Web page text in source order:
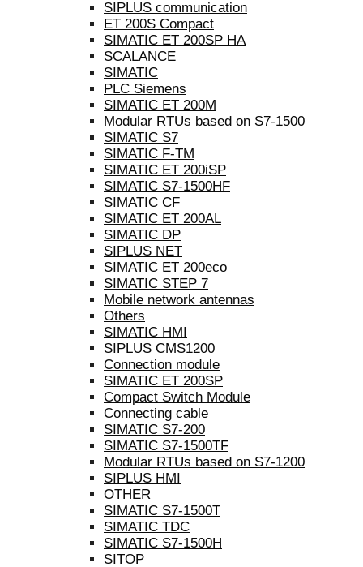
SIPLUS communication
ET 200S Compact
SIMATIC ET 200SP HA
SCALANCE
SIMATIC
PLC Siemens
SIMATIC ET 200M
Modular RTUs based on S7-1500
SIMATIC S7
SIMATIC F-TM
SIMATIC ET 200iSP
SIMATIC S7-1500HF
SIMATIC CF
SIMATIC ET 200AL
SIMATIC DP
SIPLUS NET
SIMATIC ET 200eco
SIMATIC STEP 7
Mobile network antennas
Others
SIMATIC HMI
SIPLUS CMS1200
Connection module
SIMATIC ET 200SP
Compact Switch Module
Connecting cable
SIMATIC S7-200
SIMATIC S7-1500TF
Modular RTUs based on S7-1200
SIPLUS HMI
OTHER
SIMATIC S7-1500T
SIMATIC TDC
SIMATIC S7-1500H
SITOP